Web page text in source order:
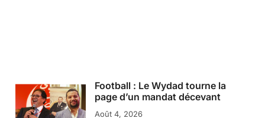
Football : Le Wydad tourne la
page d’un mandat décevant
Août 4, 2026